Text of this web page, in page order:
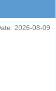
2026-08-09